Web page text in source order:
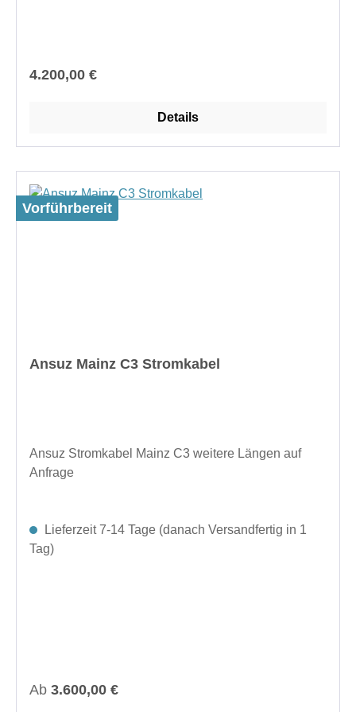
Regulärer Preis:
4.200,00 €
Details
Vorführbereit
Ansuz Mainz C3 Stromkabel
Ansuz Stromkabel Mainz C3 weitere Längen auf
Anfrage
Lieferzeit 7-14 Tage (danach Versandfertig in 1
Tag)
Regulärer Preis:
Ab 3.600,00 €